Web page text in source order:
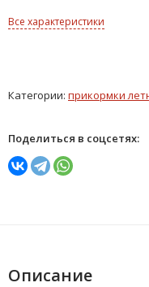
Все характеристики
Категории: прикормки
Поделиться в соцсетях:
Описание